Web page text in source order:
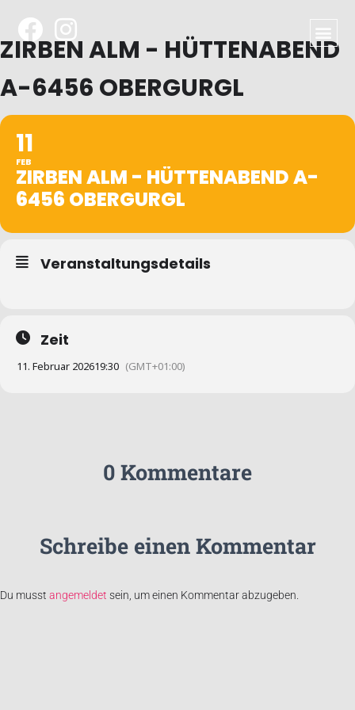
ZIRBEN ALM - HÜTTENABEND
A-6456 OBERGURGL
11
FEB
ZIRBEN ALM - HÜTTENABEND A-
6456 OBERGURGL
Veranstaltungsdetails
Zeit
11. Februar 202619:30 (GMT+01:00)
0 Kommentare
Schreibe einen Kommentar
Du musst angemeldet sein, um einen Kommentar abzugeben.